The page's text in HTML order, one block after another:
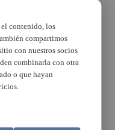
contenido, los
compartimos
con nuestros socios
combinarla con otra
o que hayan